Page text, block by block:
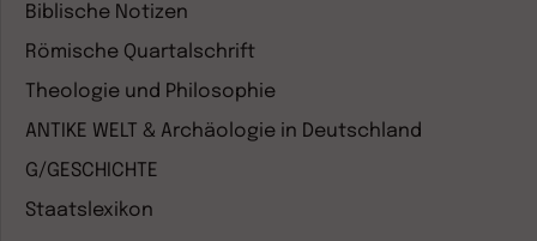
Biblische Notizen
Römische Quartalschrift
Theologie und Philosophie
ANTIKE WELT & Archäologie in Deutschland
G/GESCHICHTE
Staatslexikon